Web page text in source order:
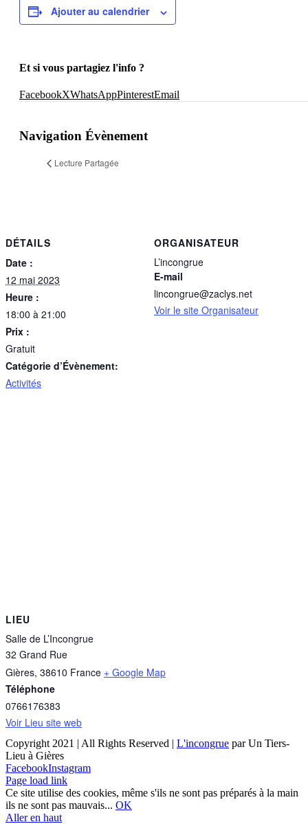
Ajouter au calendrier
Et si vous partagiez l'info ?
FacebookXWhatsAppPinterestEmail
Navigation Évènement
Lecture Partagée
DÉTAILS
Date :
12 mai 2023
Heure :
18:00 à 21:00
Prix :
Gratuit
Catégorie d’Évènement:
Activités
ORGANISATEUR
L’incongrue
E-mail
lincongrue@zaclys.net
Voir le site Organisateur
LIEU
Salle de L’Incongrue
32 Grand Rue
Gières, 38610 France + Google Map
Téléphone
0766176383
Voir Lieu site web
Copyright 2021 | All Rights Reserved | L'incongrue par Un Tiers-
Lieu à Gières
FacebookInstagram
Page load link
Ce site utilise des cookies, même s'ils ne sont pas préparés à la main
ils ne sont pas mauvais... OK
Aller en haut